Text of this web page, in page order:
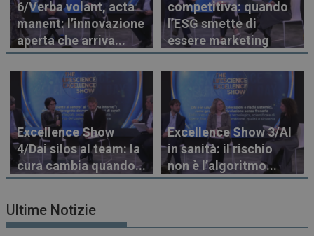
6/Verba volant, acta
manent: l’innovazione
aperta che arriva...
competitiva: quando
l’ESG smette di
essere marketing
Excellence Show
4/Dai silos al team: la
cura cambia quando...
Excellence Show 3/AI
in sanità: il rischio
non è l’algoritmo...
Ultime Notizie